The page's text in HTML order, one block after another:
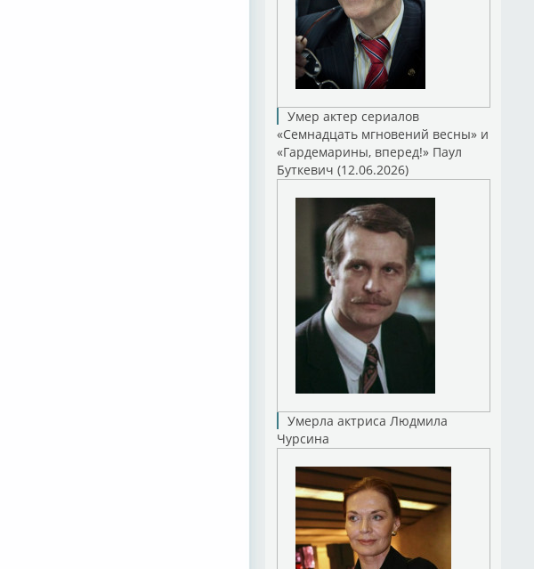
Умер актер сериалов
«Семнадцать мгновений весны» и
«Гардемарины, вперед!» Паул
Буткевич (12.06.2026)
Умерла актриса Людмила
Чурсина